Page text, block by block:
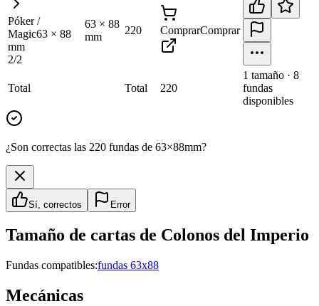
Póker /
Magic63 × 88
mm
2/2
63 × 88
mm
220 ComprarComprar
Total Total 220
1 tamaño · 8
fundas
disponibles
¿Son correctas las 220 fundas de 63×88mm?
Sí, correctos Error
Tamaño de cartas de Colonos del Imperio
Fundas compatibles:fundas 63x88
Mecánicas